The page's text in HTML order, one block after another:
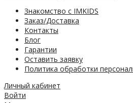
Знакомство с IMKIDS
Заказ/Доставка
Контакты
Блог
Гарантии
Оставить заявку
Политика обработки
Личный кабинет
Войти